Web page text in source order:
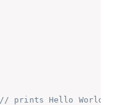
// prints Hello World